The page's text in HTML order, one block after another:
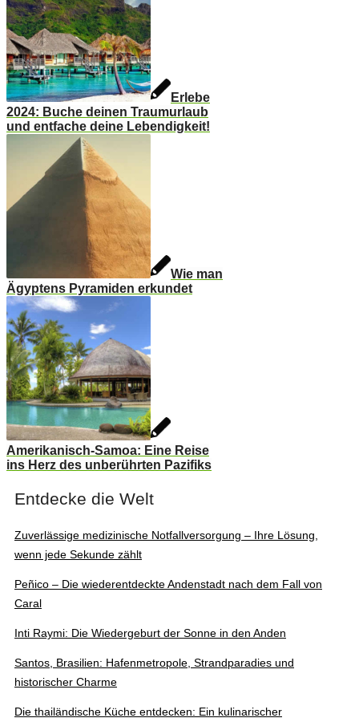
Erlebe
2024: Buche deinen Traumurlaub
und entfache deine Lebendigkeit!
Wie man
Ägyptens Pyramiden erkundet
Amerikanisch-Samoa: Eine Reise
ins Herz des unberührten Pazifiks
Entdecke die Welt
Zuverlässige medizinische Notfallversorgung – Ihre Lösung,
wenn jede Sekunde zählt
Peñico – Die wiederentdeckte Andenstadt nach dem Fall von
Caral
Inti Raymi: Die Wiedergeburt der Sonne in den Anden
Santos, Brasilien: Hafenmetropole, Strandparadies und
historischer Charme
Die thailändische Küche entdecken: Ein kulinarischer